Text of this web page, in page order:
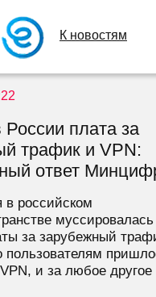
К новостям
России плата за
трафик и VPN:
ответ
в российском
за зарубежный
пользователям
и за любое другое